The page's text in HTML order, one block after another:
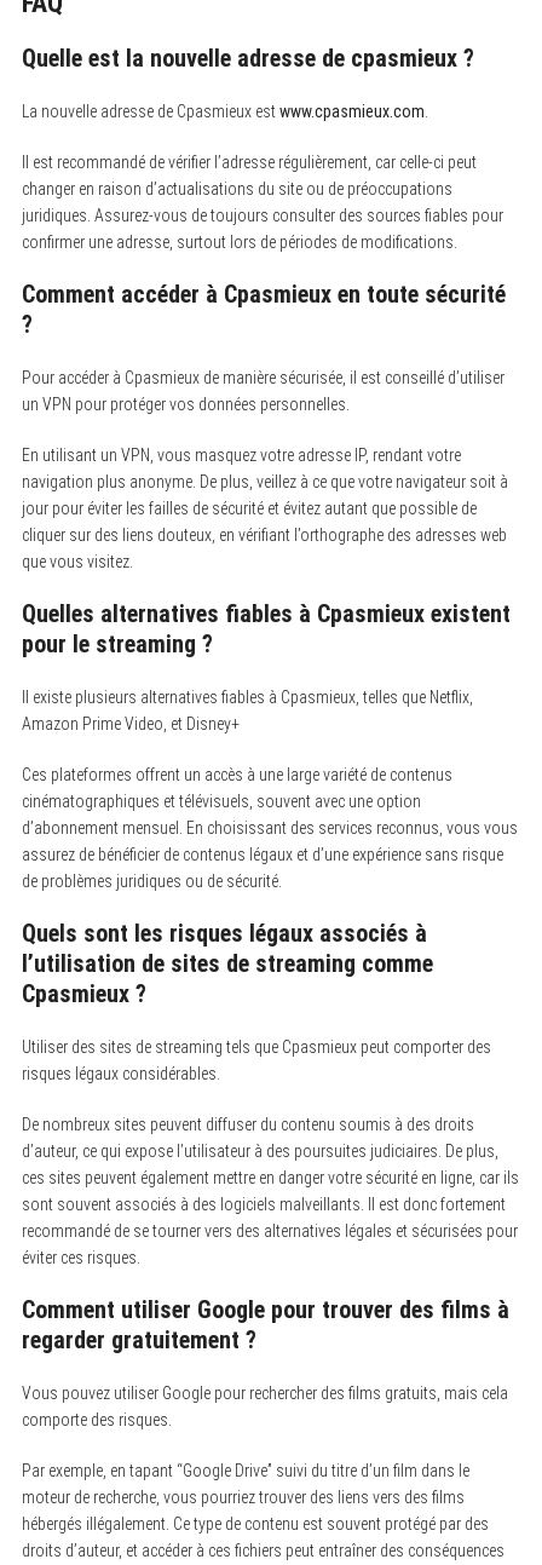
Quelle est la nouvelle adresse de cpasmieux?
La nouvelle adresse de Cpasmieux estwww.cpasmieux.com
Il est recommandé de vérifier l’adresse régulièrement, car celle-ci peut
changer en raison d’actualisations du site ou de préoccupations
juridiques. Assurez-vous de toujours consulter des sources fiables pour
confirmer une adresse, surtout lors de périodes de modifications.
Comment accéder à Cpasmieux en toute sécurité
?
Pour accéder à Cpasmieux de manière sécurisée, il est conseillé d’utiliser
un VPN pour protéger vos données personnelles.
En utilisant un VPN, vous masquez votre adresse IP, rendant votre
navigation plus anonyme. De plus, veillez à ce que votre navigateur soit à
jour pour éviter les failles de sécurité et évitez autant que possible de
cliquer sur des liens douteux, en vérifiant l’orthographe des adresses web
que vous visitez.
Quelles alternatives fiables à Cpasmieux existent
pour le streaming ?
Il existe plusieurs alternatives fiables à Cpasmieux, telles que Netflix,
Amazon Prime Video, et Disney+
Ces plateformes offrent un accès à une large variété de contenus
cinématographiques et télévisuels, souvent avec une option
d’abonnement mensuel. En choisissant des services reconnus, vous vous
assurez de bénéficier de contenus légaux et d’une expérience sans risque
de problèmes juridiques ou de sécurité.
Quels sont les risques légaux associés à
l’utilisation de sites de streaming comme
Cpasmieux ?
Utiliser des sites de streaming tels que Cpasmieux peut comporter des
risques légaux considérables.
De nombreux sites peuvent diffuser du contenu soumis à des droits
d’auteur, ce qui expose l’utilisateur à des poursuites judiciaires. De plus,
ces sites peuvent également mettre en danger votre sécurité en ligne, car ils
sont souvent associés à des logiciels malveillants. Il est donc fortement
recommandé de se tourner vers des alternatives légales et sécurisées pour
éviter ces risques.
Comment utiliser Google pour trouver des films à
regarder gratuitement ?
Vous pouvez utiliser Google pour rechercher des films gratuits, mais cela
comporte des risques.
Par exemple, en tapant “Google Drive” suivi du titre d’un film dans le
moteur de recherche, vous pourriez trouver des liens vers des films
hébergés illégalement. Ce type de contenu est souvent protégé par des
droits d’auteur, et accéder à ces fichiers peut entraîner des conséquences